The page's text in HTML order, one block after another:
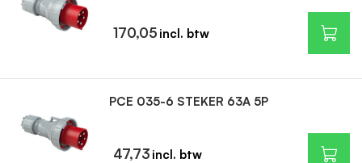
170,05
PCE 035-6 STEKER 63A 5P
47,73